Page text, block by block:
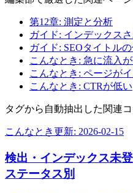
第12章: 測定と分析
ガイド: インデックス
ガイド: SEOタイトル
こんなとき: 急に流入
こんなとき: ページが
こんなとき: CTRが低い
タグから自動抽出した関連コ
こんなとき更新: 2026-02-15
検出・インデックス未
ステータス別